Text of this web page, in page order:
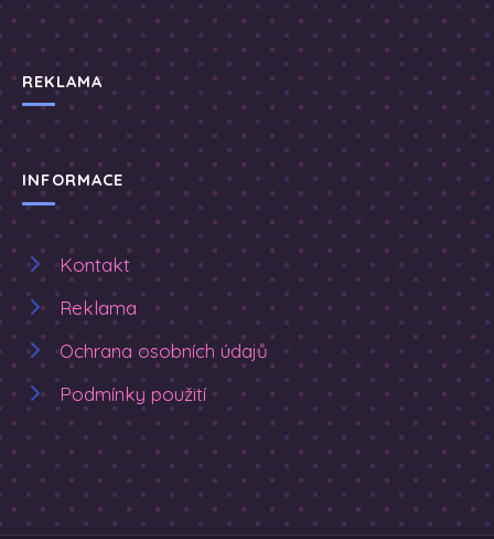
REKLAMA
INFORMACE
Kontakt
Reklama
Ochrana osobních údajů
Podmínky použití